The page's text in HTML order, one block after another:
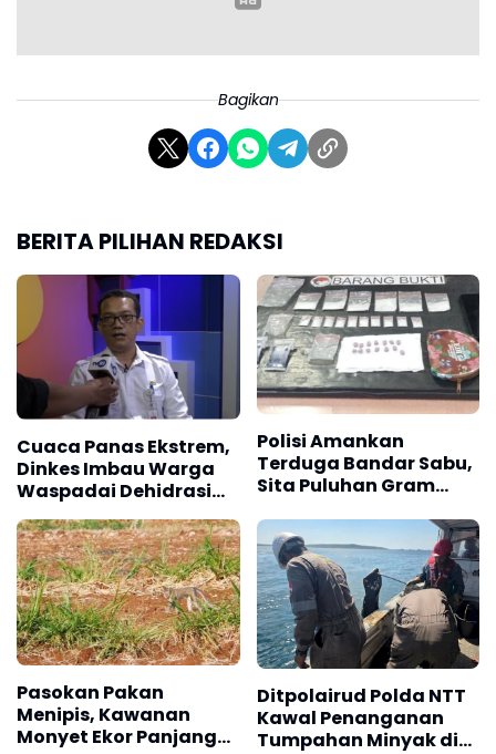
Bagikan
BERITA PILIHAN REDAKSI
Cuaca Panas Ekstrem,
Dinkes Imbau Warga
Waspadai Dehidrasi
dan "Heat Stroke"
Polisi Amankan
Terduga Bandar Sabu,
Sita Puluhan Gram
Pasokan Pakan
Menipis, Kawanan
Monyet Ekor Panjang
Ditpolairud Polda NTT
Kawal Penanganan
Tumpahan Minyak di